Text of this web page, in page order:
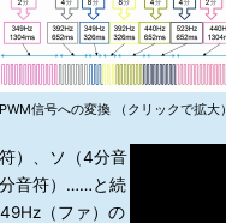
信号への変換 （クリックで拡大）
）、ソ（4分音
音符）……と続
（ファ）の